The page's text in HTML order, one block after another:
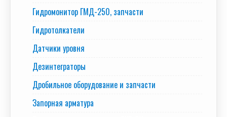
Гидромонитор ГМД-250, запчасти
Гидротолкатели
Датчики уровня
Дезинтеграторы
Дробильное оборудование и запчасти
Запорная арматура